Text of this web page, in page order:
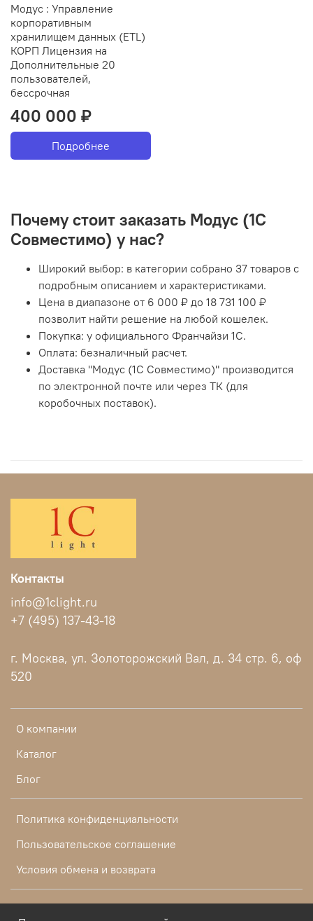
Модус : Управление
корпоративным
хранилищем данных (ETL)
КОРП Лицензия на
Дополнительные 20
пользователей,
бессрочная
400 000 ₽
Подробнее
Почему стоит заказать Модус (1С
Совместимо) у нас?
Широкий выбор: в категории собрано 37 товаров с
подробным описанием и характеристиками.
Цена в диапазоне от 6 000 ₽ до 18 731 100 ₽
позволит найти решение на любой кошелек.
Покупка: у официального Франчайзи 1С.
Оплата: безналичный расчет.
Доставка "Модус (1С Совместимо)" производится
по электронной почте или через ТК (для
коробочных поставок).
О компании
Каталог
Блог
Политика конфиденциальности
Пользовательское соглашение
Условия обмена и возврата
Контакты
info@1clight.ru
+7 (495) 137-43-18
г. Москва, ул. Золоторожский Вал, д. 34 стр. 6, оф
520